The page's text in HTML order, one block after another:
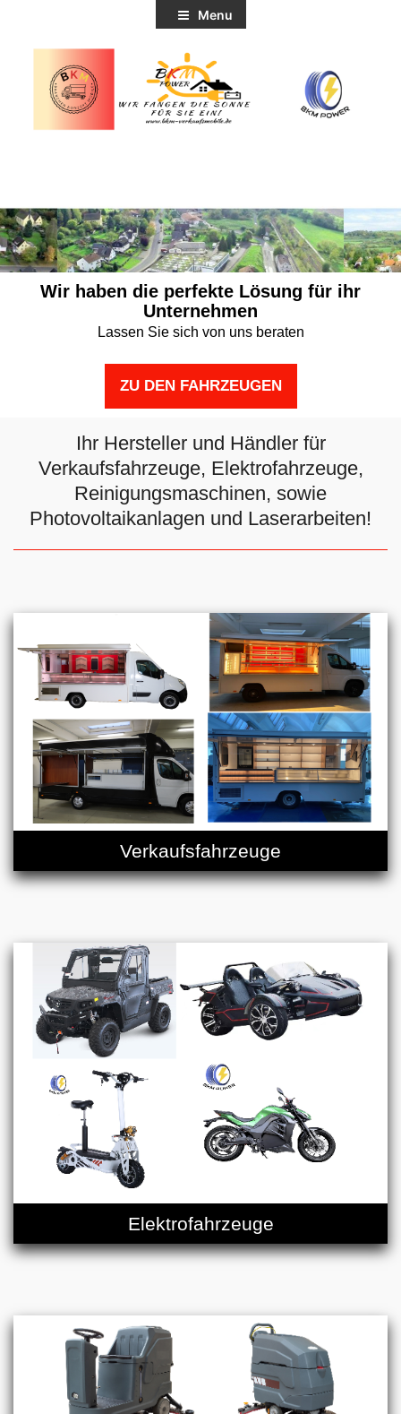
Menu
Wir haben die perfekte Lösung für ihr
Unternehmen
Lassen Sie sich von uns beraten
ZU DEN FAHRZEUGEN
Ihr Hersteller und Händler für
Verkaufsfahrzeuge, Elektrofahrzeuge,
Reinigungsmaschinen, sowie
Photovoltaikanlagen und Laserarbeiten!
Verkaufsfahrzeuge
Elektrofahrzeuge